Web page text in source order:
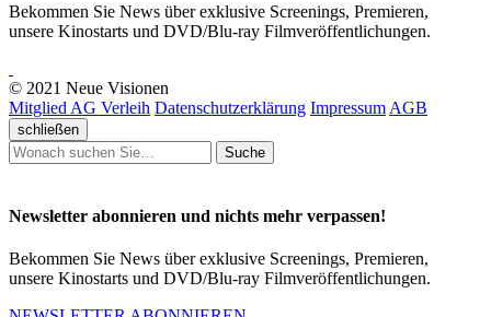
Bekommen Sie News über exklusive Screenings, Premieren,
unsere Kinostarts und DVD/Blu-ray Filmveröffentlichungen.
© 2021 Neue Visionen
Mitglied AG Verleih Datenschutzerklärung Impressum AGB
schließen
Suche
Newsletter abonnieren und nichts mehr verpassen!
Bekommen Sie News über exklusive Screenings, Premieren,
unsere Kinostarts und DVD/Blu-ray Filmveröffentlichungen.